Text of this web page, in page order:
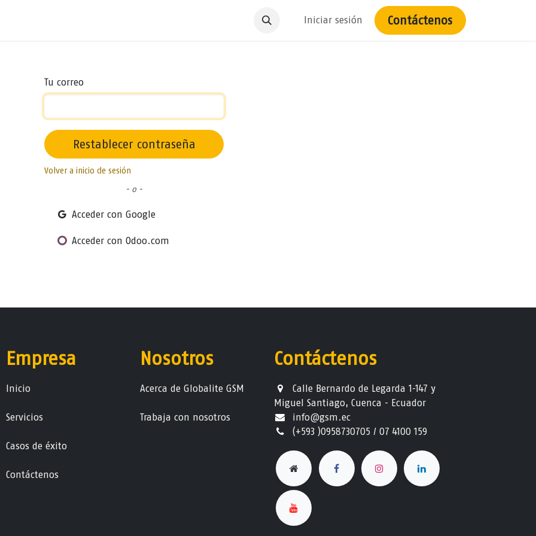
Iniciar sesión Contáctenos
Tu correo
Restablecer contraseña
Volver a inicio de sesión
- o -
Acceder con Google
Acceder con Odoo.com
Contáctenos
Calle Bernardo de Legarda 1-147 y
Miguel Santiago, Cuenca - Ecuador
info@gsm.ec​
(+593 )0958730705 / 07 4100 159
Empresa
Ini​ci​o
Servicios
Casos de éxito
Contáctenos
Nosotros
Acerca de Globalite GSM
Trabaja con nosotros